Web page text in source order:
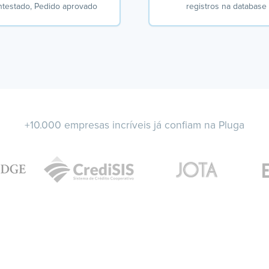
Pedido aprovado registros na database
+10.000 empresas incríveis já confiam na Pluga